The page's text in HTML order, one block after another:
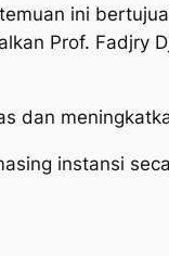
ini
Prof. Fadjry
dan
instansi